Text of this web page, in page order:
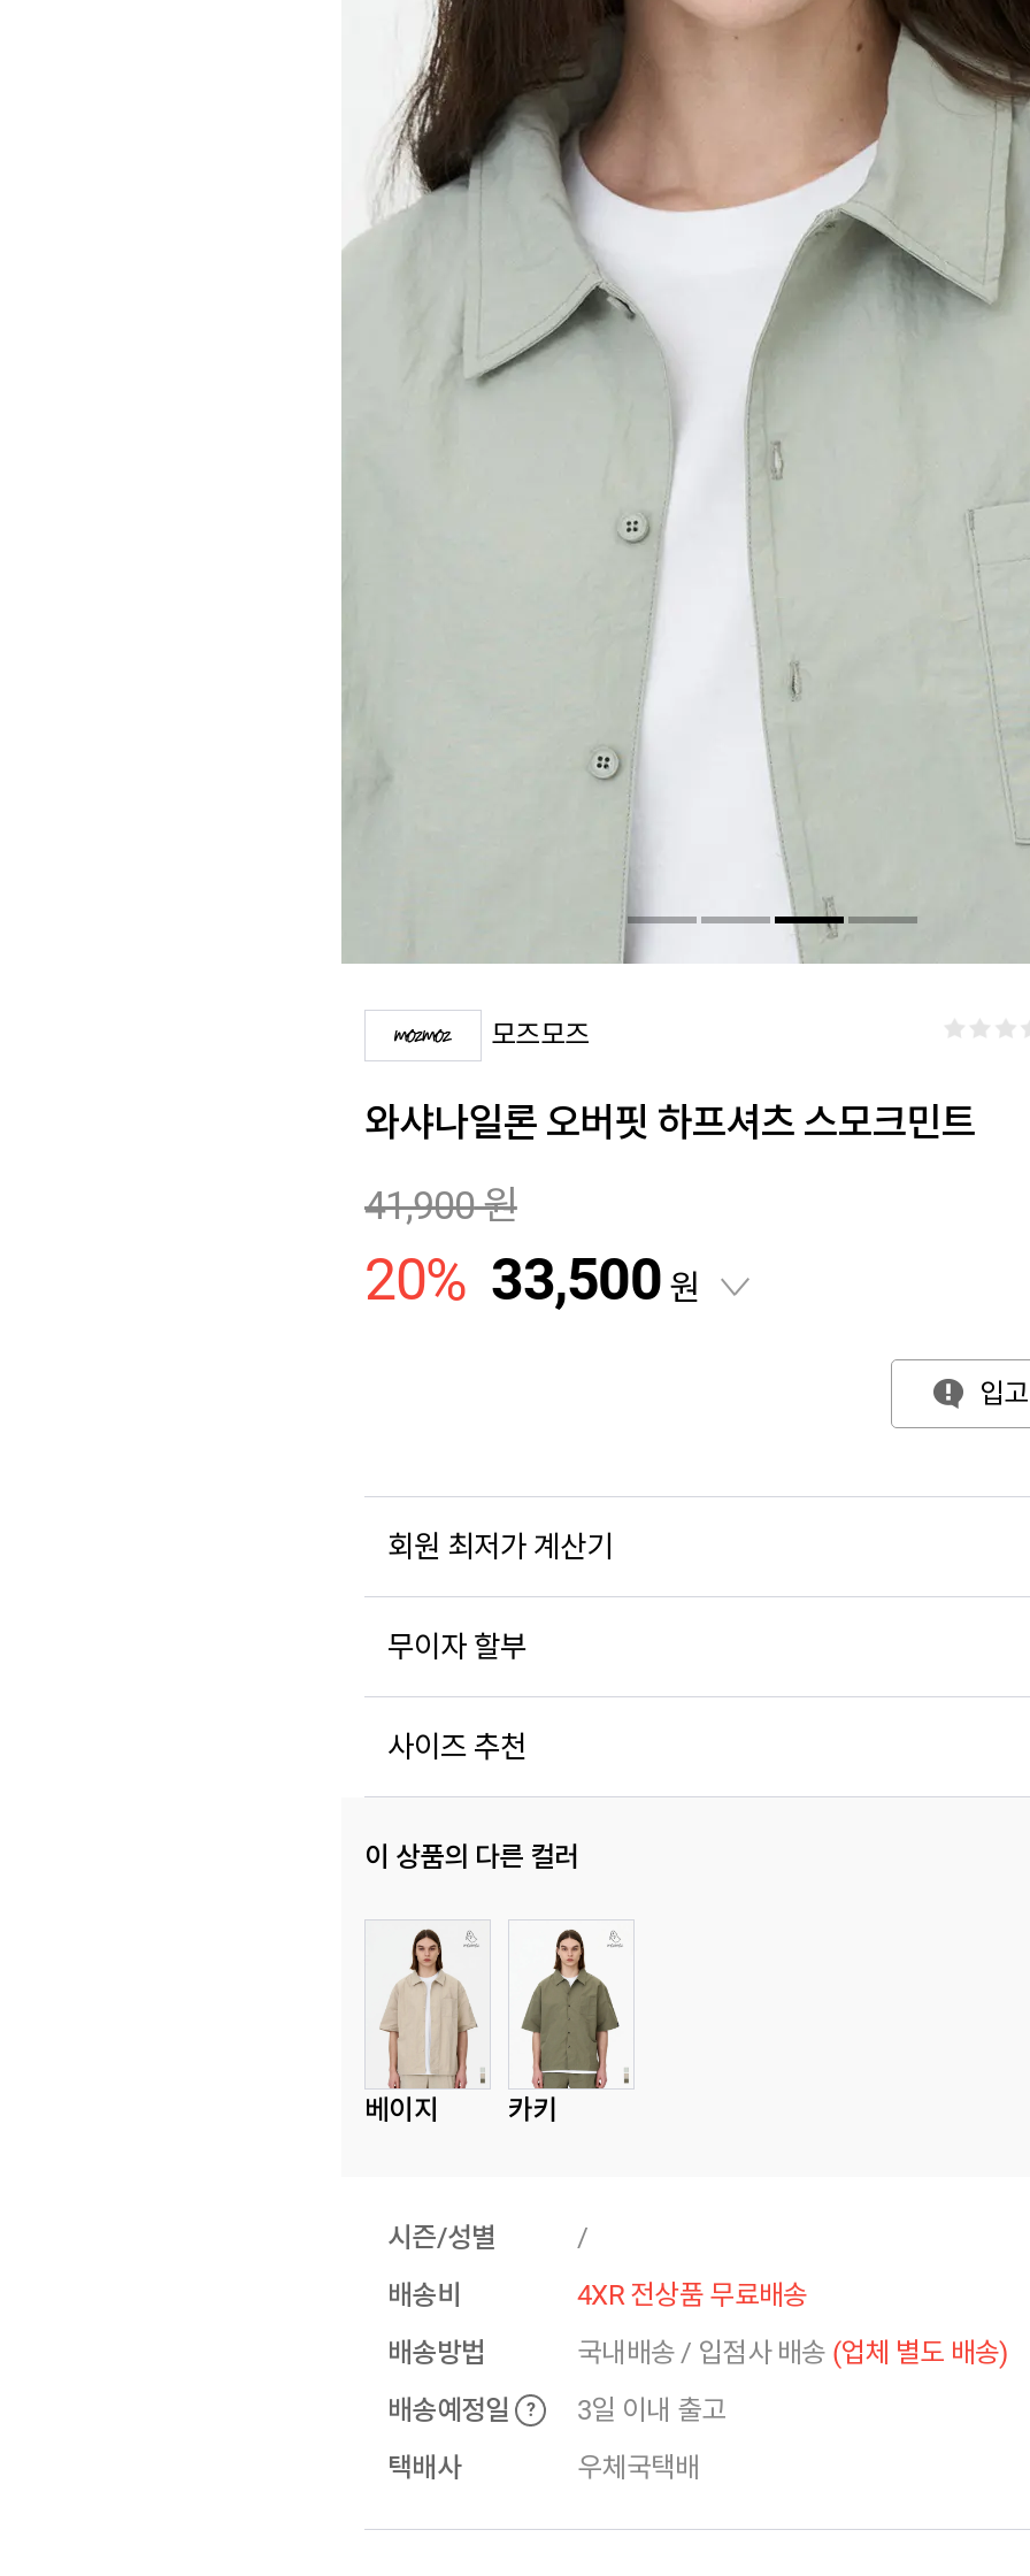
모즈모즈
와샤나일론 오버핏 하프셔츠 스모크민트
41,900원
20% 33,500 원
입
회원 최저가 계산기
무이자 할부
사이즈 추천
이 상품의 다른 컬러
베이지 카키
시즌/성별
/
배송비
4XR 전상품 무료배송
배송방법
국내배송 / 입점사 배송 (업체 별도 배송)
배송예정일
?
3일 이내 출고
택배사
우체국택배